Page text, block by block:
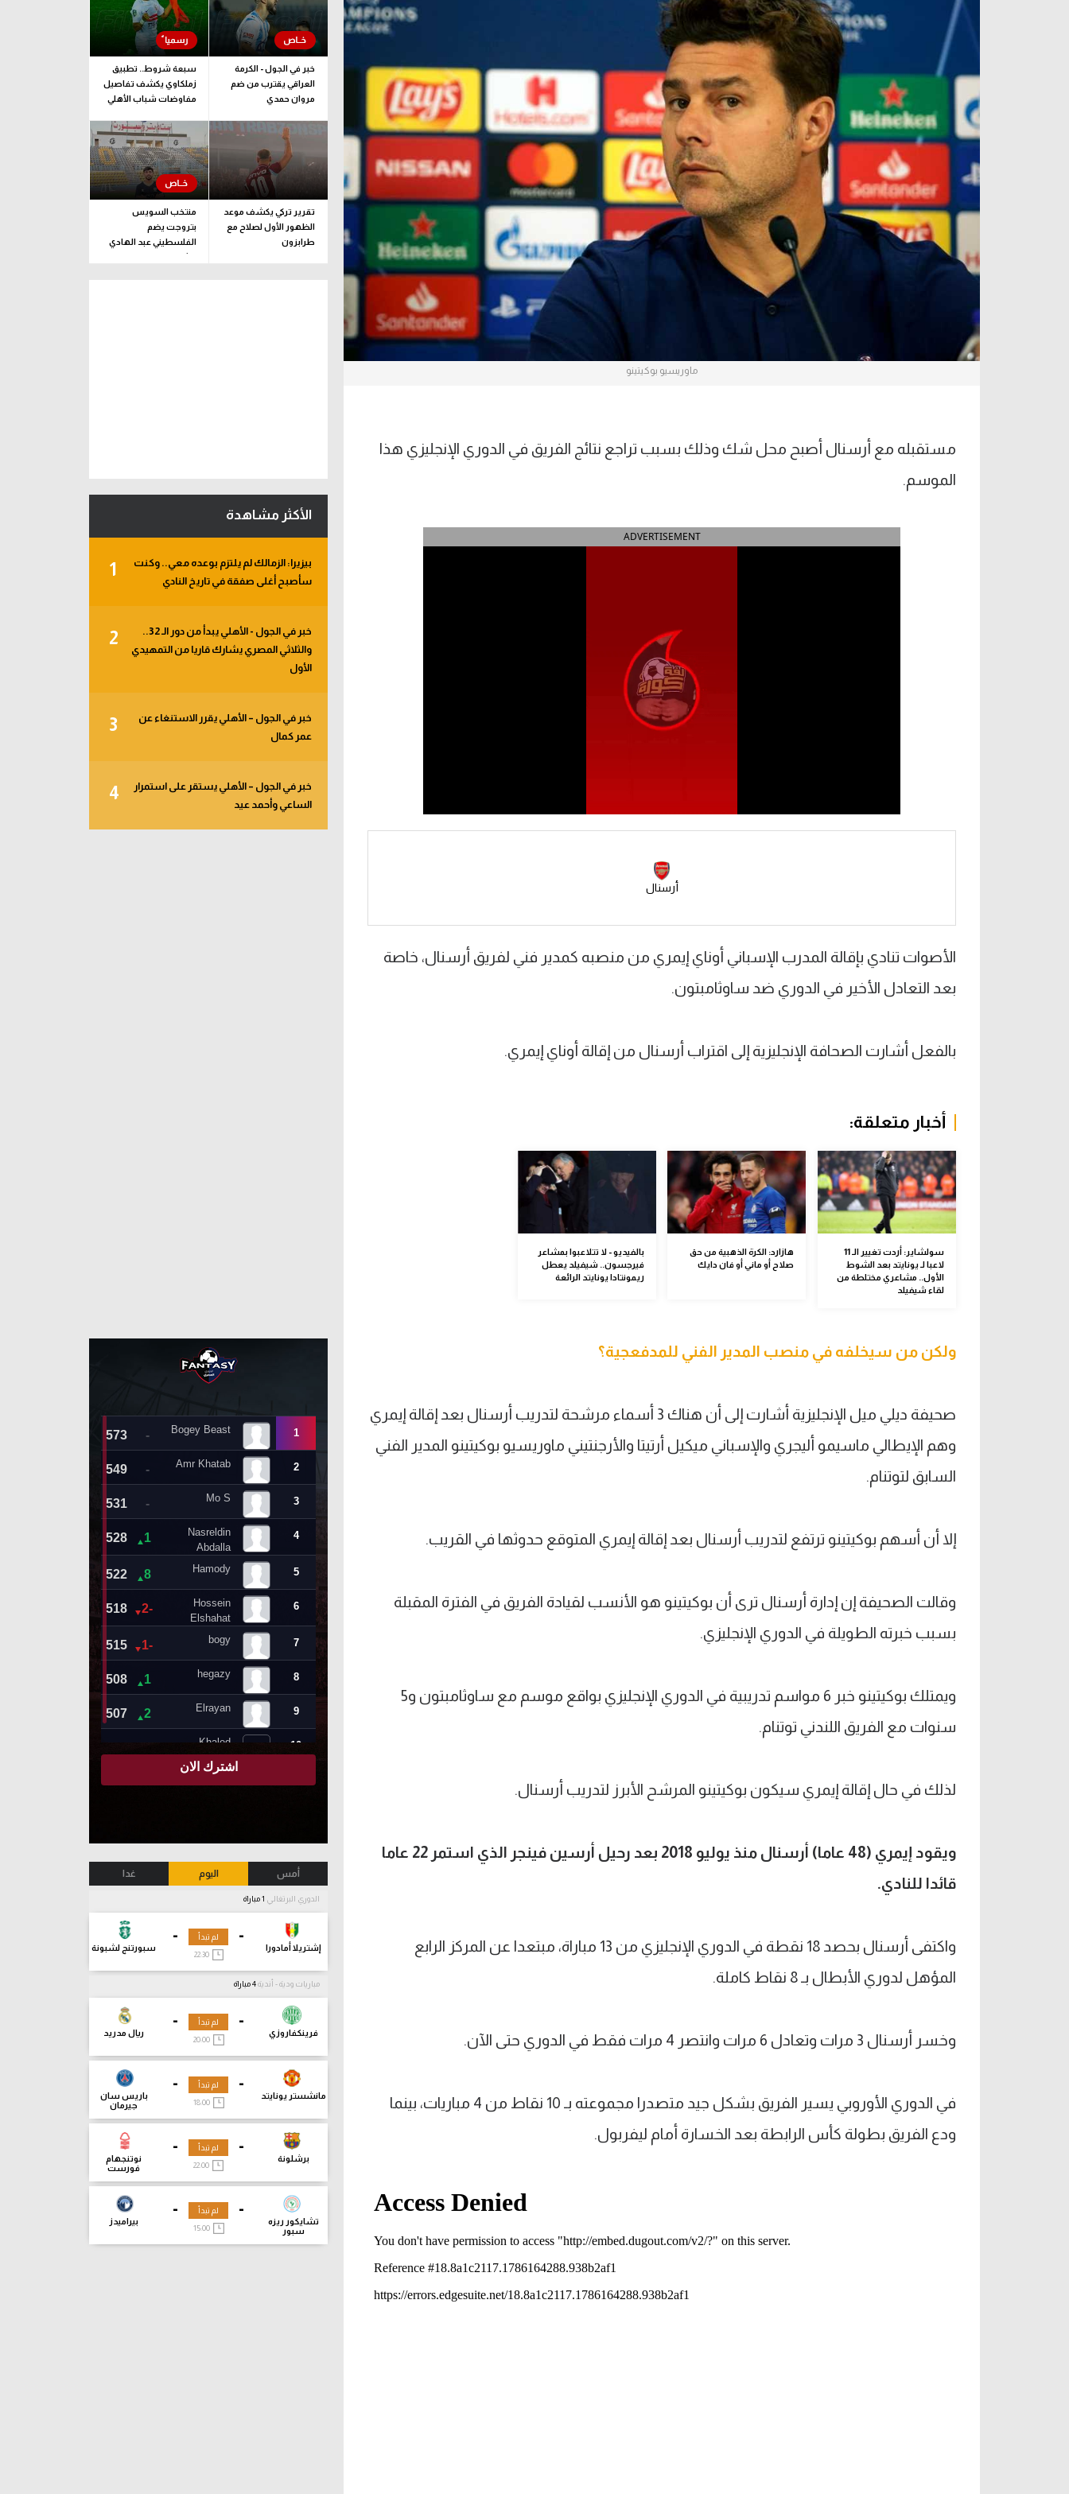
آراء حرة الدوري السعودي للمحترفين
دوري أبطال أوروبا
دوري أبطال إفريقيا
رياضات أخرى
آسيا
ركن الألعاب
ماوريسيو بوكيتينو
مستقبله مع أرسنال أصبح محل شك وذلك بسبب تراجع نتائج الفريق في الدوري الإنجليزي هذا
الموسم.
ADVERTISEMENT
أرسنال
الأصوات تنادي بإقالة المدرب الإسباني أوناي إيمري من منصبه كمدير فني لفريق أرسنال، خاصة
بعد التعادل الأخير في الدوري ضد ساوثامبتون.
بالفعل أشارت الصحافة الإنجليزية إلى اقتراب أرسنال من إقالة أوناي إيمري.
أخبار متعلقة:
سولشاير: أردت تغيير الـ 11
لاعبا لـ يونايتد بعد الشوط
الأول.. مشاعري مختلطة من
لقاء شيفيلد
هازارد: الكرة الذهبية من حق
صلاح أو ماني أو فان دايك
بالفيديو - لا تتلاعبوا بمشاعر
فيرجسون.. شيفيلد يعطل
ريمونتادا يونايتد الرائعة
ولكن من سيخلفه في منصب المدير الفني للمدفعجية؟
صحيفة ديلي ميل الإنجليزية أشارت إلى أن هناك 3 أسماء مرشحة لتدريب أرسنال بعد إقالة إيمري
وهم الإيطالي ماسيمو أليجري والإسباني ميكيل أرتيتا والأرجنتيني ماوريسيو بوكيتينو المدير الفني
السابق لتوتنام.
إلا أن أسهم بوكيتينو ترتفع لتدريب أرسنال بعد إقالة إيمري المتوقع حدوثها في القريب.
وقالت الصحيفة إن إدارة أرسنال ترى أن بوكيتينو هو الأنسب لقيادة الفريق في الفترة المقبلة
بسبب خبرته الطويلة في الدوري الإنجليزي.
ويمتلك بوكيتينو خبر 6 مواسم تدريبية في الدوري الإنجليزي بواقع موسم مع ساوثامبتون و5
سنوات مع الفريق اللندني توتنام.
لذلك في حال إقالة إيمري سيكون بوكيتينو المرشح الأبرز لتدريب أرسنال.
ويقود إيمري (48 عاما) أرسنال منذ يوليو 2018 بعد رحيل أرسين فينجر الذي استمر 22 عاما
قائدا للنادي.
واكتفى أرسنال بحصد 18 نقطة في الدوري الإنجليزي من 13 مباراة، مبتعدا عن المركز الرابع
المؤهل لدوري الأبطال بـ 8 نقاط كاملة.
وخسر أرسنال 3 مرات وتعادل 6 مرات وانتصر 4 مرات فقط في الدوري حتى الآن.
في الدوري الأوروبي يسير الفريق بشكل جيد متصدرا مجموعته بـ 10 نقاط من 4 مباريات، بينما
ودع الفريق بطولة كأس الرابطة بعد الخسارة أمام ليفربول.
خبر في الجول - الكرمة
العراقي يقترب من ضم
مروان حمدي
سبعة شروط.. تطبيق
زملكاوي يكشف تفاصيل
مفاوضات شباب الأهلي
تقرير تركي يكشف موعد
الظهور الأول لصلاح مع
طرابزون
منتخب السويس
بتروجت يضم
الفلسطيني عبد الهادي
راشد
الأكثر مشاهدة
1
بيزيرا: الزمالك لم يلتزم بوعده معي.. وكنت
سأصبح أغلى صفقة في تاريخ النادي
2
خبر في الجول - الأهلي يبدأ من دور الـ 32..
والثلاثي المصري يشارك قاريا من التمهيدي
الأول
3
خبر في الجول – الأهلي يقرر الاستنغاء عن
عمر كمال
4
خبر في الجول – الأهلي يستقر على استمرار
الساعي وأحمد عيد
أمس اليوم غدا
الدوري البرتغالي
-
إشتريلا أمادورا
-
سبورتنج لشبونة
لم تبدأ
22:30
مباريات ودية - أندية
-
فرينكفاروزي
-
ريال مدريد
لم تبدأ
20:00
-
مانشستر يونايتد
-
باريس سان
جيرمان
لم تبدأ
18:00
-
برشلونة
-
نوتنجهام
فورست
لم تبدأ
-
تشايكور ريزه
سبور
-
بيراميدز
لم تبدأ
15:00